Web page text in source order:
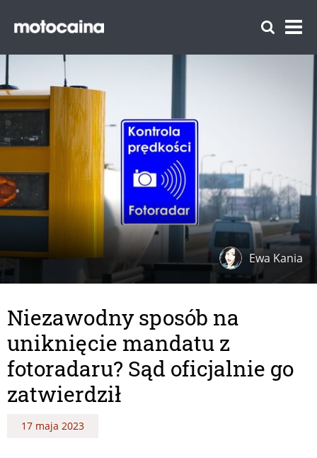
Ewa Kania
Niezawodny sposób na
uniknięcie mandatu z
fotoradaru? Sąd oficjalnie go
zatwierdził
17 maja 2023